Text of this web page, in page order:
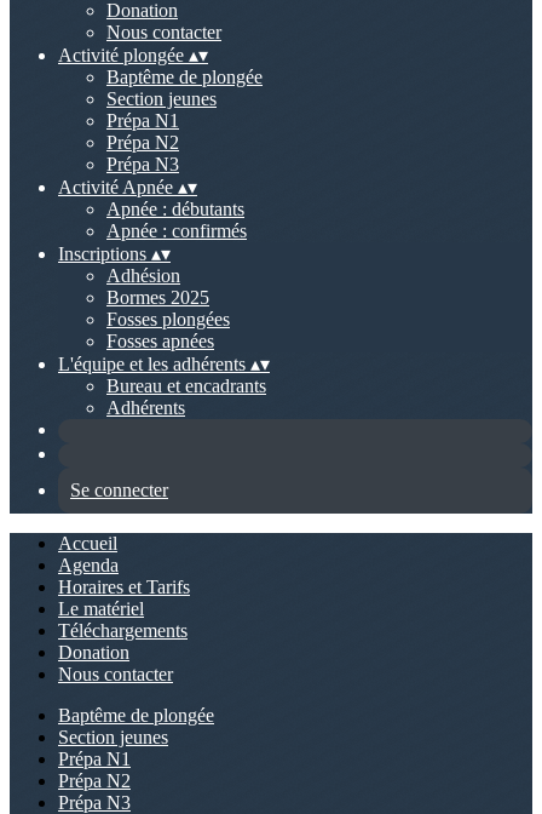
Donation
Nous contacter
Activité plongée ▴▾
Baptême de plongée
Section jeunes
Prépa N1
Prépa N2
Prépa N3
Activité Apnée ▴▾
Apnée : débutants
Apnée : confirmés
Inscriptions ▴▾
Adhésion
Bormes 2025
Fosses plongées
Fosses apnées
L'équipe et les adhérents ▴▾
Bureau et encadrants
Adhérents
Se connecter
Accueil
Agenda
Horaires et Tarifs
Le matériel
Téléchargements
Donation
Nous contacter
Baptême de plongée
Section jeunes
Prépa N1
Prépa N2
Prépa N3